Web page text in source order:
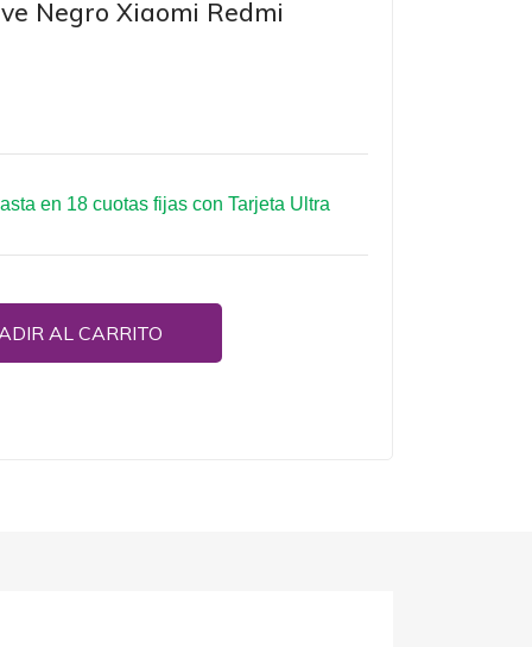
Negro Xiaomi Redmi
en 18 cuotas fijas con Tarjeta Ultra
AL CARRITO